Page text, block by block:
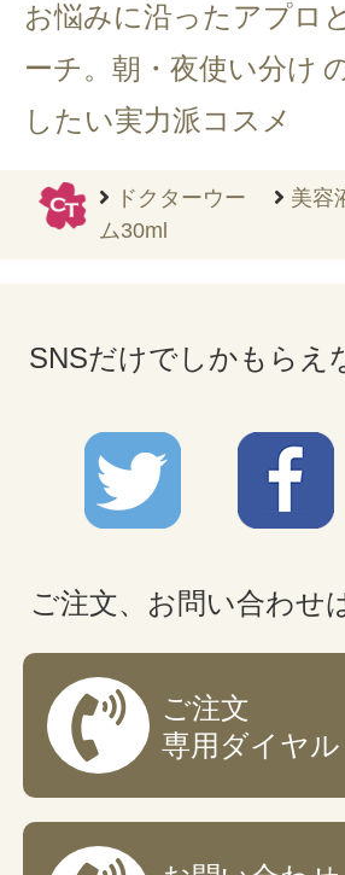
お悩みに沿ったアプロ
ーチ。朝・夜使い分け
したい実力派コスメ
ドクターウー 美容
ム30ml
SNSだけでしかもらえ
ご注文、お問い合わせ
ご注文
専用ダイヤル